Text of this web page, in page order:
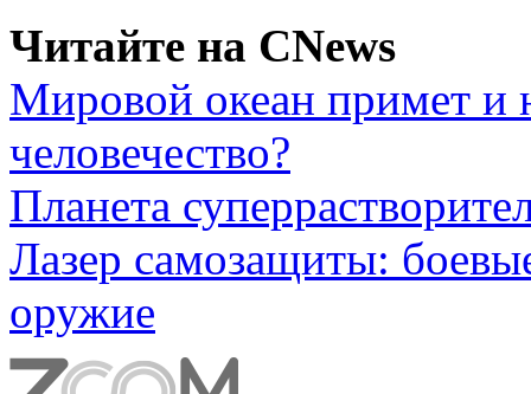
Читайте на CNews
Мировой океан примет и
человечество?
Планета
Лазер самозащиты:
оружие